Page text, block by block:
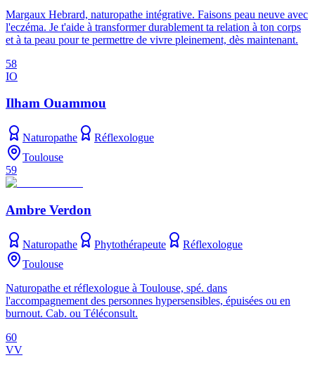
Margaux Hebrard, naturopathe intégrative. Faisons peau neuve avec
l'eczéma. Je t'aide à transformer durablement ta relation à ton corps
et à ta peau pour te permettre de vivre pleinement, dès maintenant.
58
IO
Ilham Ouammou
Naturopathe
Réflexologue
Toulouse
59
Ambre Verdon
Naturopathe Phytothérapeute
Réflexologue
Toulouse
Naturopathe et réflexologue à Toulouse, spé. dans
l'accompagnement des personnes hypersensibles, épuisées ou en
burnout. Cab. ou Téléconsult.
60
VV